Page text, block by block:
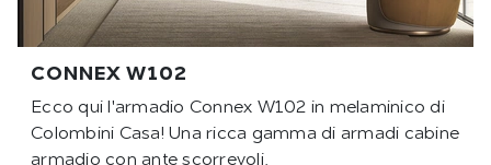
CONNEX W102
Ecco qui l'armadio Connex W102 in melaminico di
Colombini Casa! Una ricca gamma di armadi cabine
armadio con ante scorrevoli.